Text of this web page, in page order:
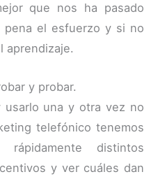
que nos ha pasado
pena el esfuerzo y si no
aprendizaje.
y probar.
una y otra vez no
telefónico tenemos
distintos
y ver cuáles dan